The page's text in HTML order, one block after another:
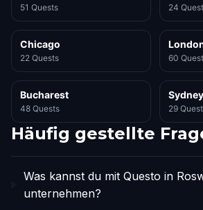
51 Quests 24
Chicago
22 Quests 60
Bucharest
48 Quests
Sydney
29
Häufig gestellte
Was kannst du mit Questo in
unternehmen?